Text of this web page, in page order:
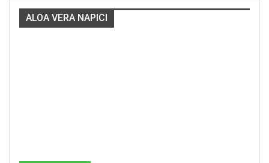
ALOA VERA NAPICI